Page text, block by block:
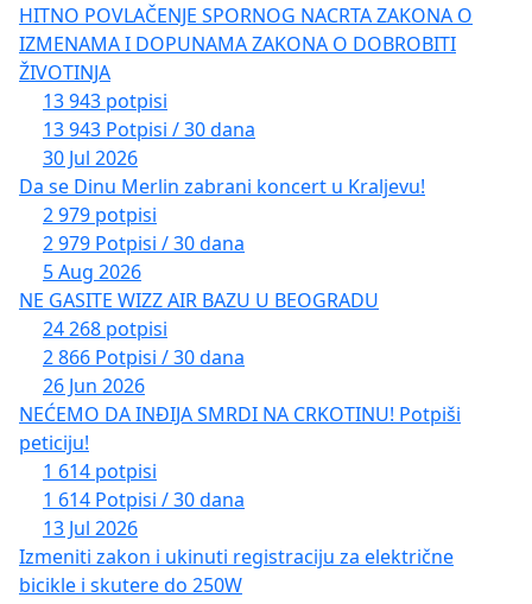
HITNO POVLAČENJE SPORNOG NACRTA ZAKONA O
IZMENAMA I DOPUNAMA ZAKONA O DOBROBITI
ŽIVOTINJA
13 943 potpisi
13 943 Potpisi / 30 dana
30 Jul 2026
Da se Dinu Merlin zabrani koncert u Kraljevu!
2 979 potpisi
2 979 Potpisi / 30 dana
5 Aug 2026
NE GASITE WIZZ AIR BAZU U BEOGRADU
24 268 potpisi
2 866 Potpisi / 30 dana
26 Jun 2026
NEĆEMO DA INĐIJA SMRDI NA CRKOTINU! Potpiši
peticiju!
1 614 potpisi
1 614 Potpisi / 30 dana
13 Jul 2026
Izmeniti zakon i ukinuti registraciju za električne
bicikle i skutere do 250W